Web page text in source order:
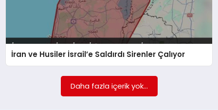
İran ve Husiler İsrail’e Saldırdı Sirenler Çalıyor
Daha fazla içerik yok...